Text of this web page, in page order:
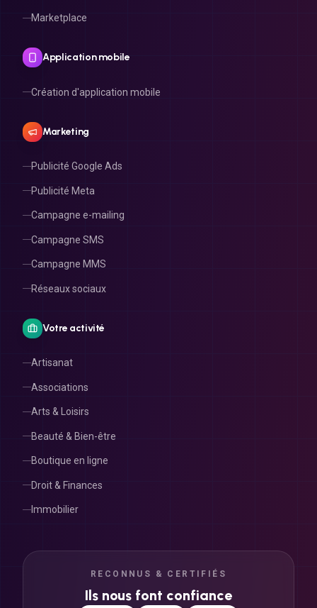
Marketplace
Application mobile
Création d'application mobile
Marketing
Publicité Google Ads
Publicité Meta
Campagne e-mailing
Campagne SMS
Campagne MMS
Réseaux sociaux
Votre activité
Artisanat
Associations
Arts & Loisirs
Beauté & Bien-être
Boutique en ligne
Droit & Finances
Immobilier
RECONNUS & CERTIFIÉS
Ils nous font confiance